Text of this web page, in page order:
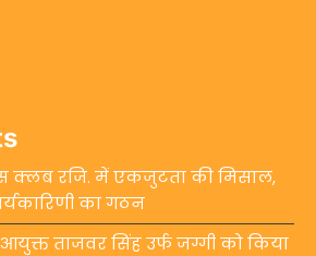
क्लब रजि. में एकजुटता की मिसाल,
का गठन
ताजवर सिंह उर्फ जग्गी को किया